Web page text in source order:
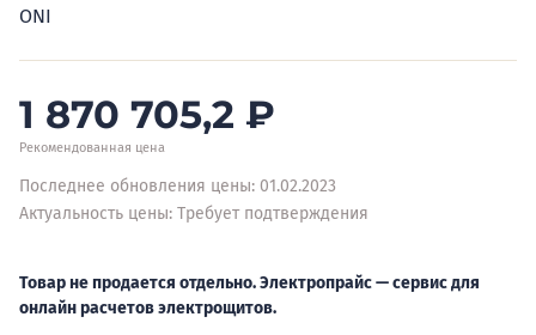
ONI
1 870 705,2 ₽
Рекомендованная цена
Последнее обновления цены: 01.02.2023
Актуальность цены: Требует подтверждения
Товар не продается отдельно. Электропрайс — сервис для
онлайн расчетов электрощитов.